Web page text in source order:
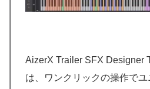
AizerX Trailer SFX Designer
は、ワンクリックの操作で